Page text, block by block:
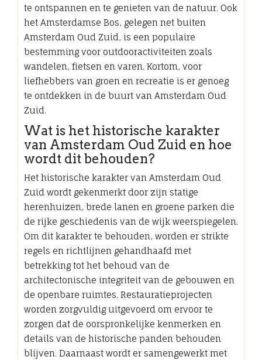
te ontspannen en te genieten van de natuur. Ook
het Amsterdamse Bos, gelegen net buiten
Amsterdam Oud Zuid, is een populaire
bestemming voor outdooractiviteiten zoals
wandelen, fietsen en varen. Kortom, voor
liefhebbers van groen en recreatie is er genoeg
te ontdekken in de buurt van Amsterdam Oud
Zuid.
Wat is het historische karakter
van Amsterdam Oud Zuid en hoe
wordt dit behouden?
Het historische karakter van Amsterdam Oud
Zuid wordt gekenmerkt door zijn statige
herenhuizen, brede lanen en groene parken die
de rijke geschiedenis van de wijk weerspiegelen.
Om dit karakter te behouden, worden er strikte
regels en richtlijnen gehandhaafd met
betrekking tot het behoud van de
architectonische integriteit van de gebouwen en
de openbare ruimtes. Restauratieprojecten
worden zorgvuldig uitgevoerd om ervoor te
zorgen dat de oorspronkelijke kenmerken en
details van de historische panden behouden
blijven. Daarnaast wordt er samengewerkt met